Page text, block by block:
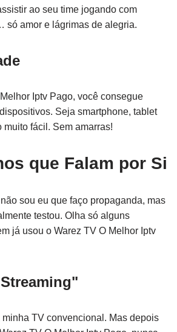
ao seu time jogando com
só amor e lágrimas de alegria.
Iptv Pago, você consegue
Seja smartphone, tablet
muito fácil. Sem amarras!
que Falam por Si
sou eu que faço propaganda, mas
testou. Olha só alguns
já usou o Warez TV O Melhor Iptv
minha TV convencional. Mas depois